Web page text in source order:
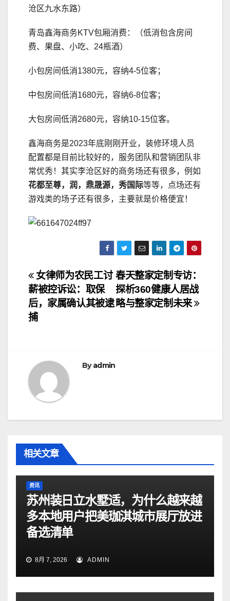
沧区九水东路）
青岛鑫海商务KTV包厢消费：（低消包含房间
费、果盘、小吃、24瓶酒）
小包房间低消1380元，容纳4-5位客；
中包房间低消1680元，容纳6-8位客；
大包房间低消2680元，容纳10-15位客。
鑫海商务是2023年底刚刚开业，装修环境人员
配置都是目前比较好的，服务团队和营销团队非
常优秀！其实李沧区好的商务场还有很多，例如
花都至尊，润，鼎晟源，秀国际等等，点场还有
游戏类的场子还有很多，主要就是价格便宜！
文
章
导
春天整家定制专访：
探析360健康人居战
略与整家定制未来
女律师为农民工讨
薪被控诉讼：取保
后，家属确认其被逮
捕
Byadmin
相关文章
资讯
苏州装日立水墅适，为什么越来越
多本地用户把美珈淇城市展厅放进
备选清单
8月 7, 2026 ADMIN